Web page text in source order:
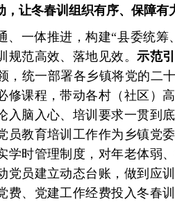
，让冬春训组织有序、保障有
、一体推进，构建“县委统
规范高效、落地见效。示范
，统一部署各乡镇将党的二
修课程，带动各村（社区）
入脑入心、培训要求一贯到底
员教育培训工作作为乡镇党
学时管理制度，对年老体弱
党员建立动态台账，做到应
费、党建工作经费投入冬春